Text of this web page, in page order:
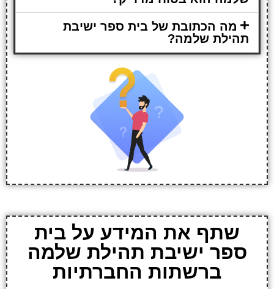
מה הכתובת של בית ספר ישיבת
תהילת שלמה?
שתף את המידע על בית
ספר ישיבת תהילת שלמה
ברשתות החברתיות